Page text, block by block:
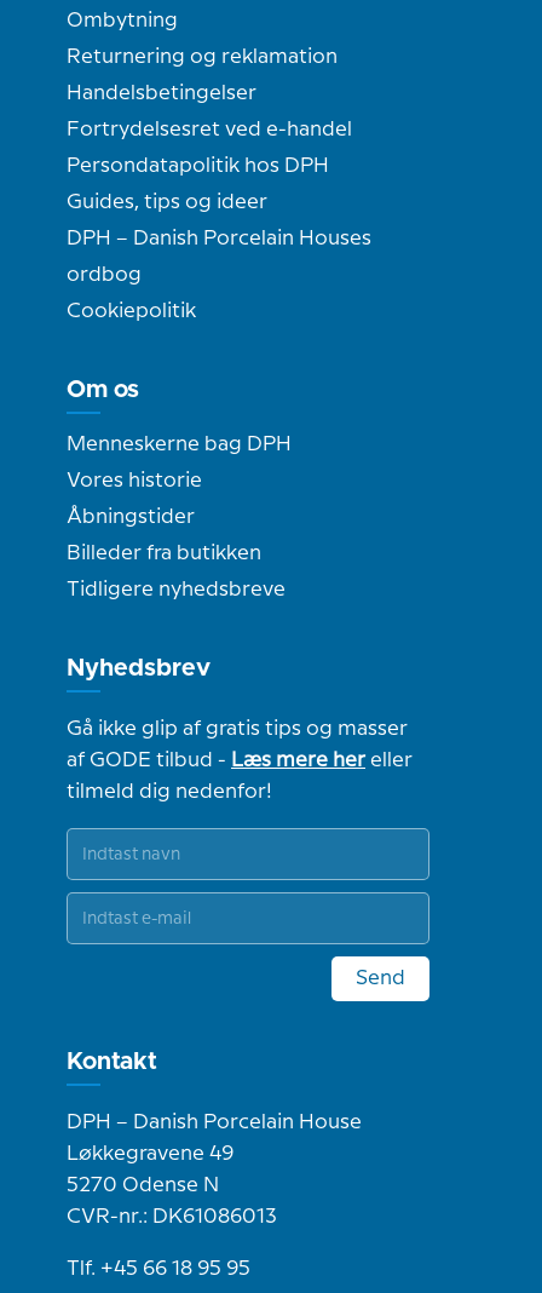
Ombytning
Returnering og reklamation
Handelsbetingelser
Fortrydelsesret ved e-handel
Persondatapolitik hos DPH
Guides, tips og ideer
DPH – Danish Porcelain Houses
ordbog
Cookiepolitik
Om os
Menneskerne bag DPH
Vores historie
Åbningstider
Billeder fra butikken
Tidligere nyhedsbreve
Nyhedsbrev
Gå ikke glip af gratis tips og masser
af GODE tilbud - Læs mere hereller
tilmeld dig nedenfor!
Send
Kontakt
DPH – Danish Porcelain House
Løkkegravene 49
5270 Odense N
CVR-nr.: DK61086013
Tlf. +45 66 18 95 95